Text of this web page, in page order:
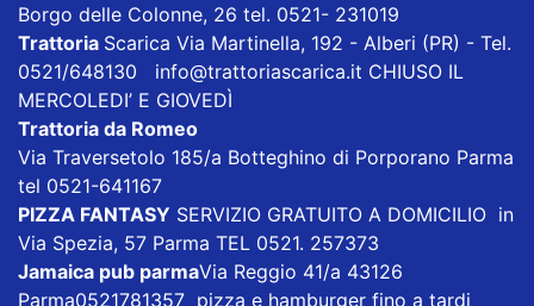
Borgo delle Colonne, 26 tel. 0521- 231019
Trattoria Scarica Via Martinella, 192 - Alberi (PR) - Tel.
0521/648130 info@trattoriascarica.it CHIUSO IL
MERCOLEDI’ E GIOVEDÌ
Trattoria da Romeo
Via Traversetolo 185/a Botteghino di Porporano Parma
tel 0521-641167
PIZZA FANTASY SERVIZIO GRATUITO A DOMICILIO in
Via Spezia, 57 Parma TEL 0521. 257373
Jamaica pub parmaVia Reggio 41/a 43126
Parma0521781357 pizza e hamburger fino a tardi